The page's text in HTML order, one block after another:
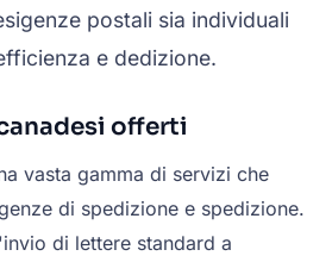
postali sia individuali
e dedizione.
offerti
vasta gamma di servizi che
di spedizione e spedizione.
di lettere standard a